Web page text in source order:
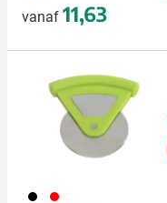
vanaf 11,63
001 008